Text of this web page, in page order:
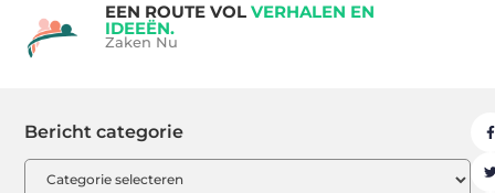
EEN ROUTE VOL VERHALEN EN
IDEEËN.
Zaken Nu
Bericht categorie